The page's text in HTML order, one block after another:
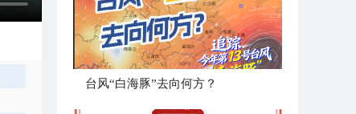
台风“白海豚”去向何方？